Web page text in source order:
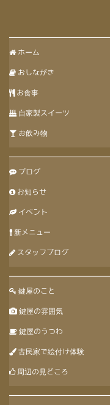
ホーム
おしながき
お食事
自家製スイーツ
お飲み物
ブログ
お知らせ
イベント
新メニュー
スタッフブログ
鍵屋のこと
鍵屋の雰囲気
鍵屋のうつわ
古民家で絵付け体験
周辺の見どころ